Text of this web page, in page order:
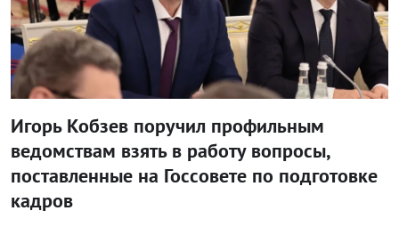
Игорь Кобзев поручил профильным
ведомствам взять в работу вопросы,
поставленные на Госсовете по подготовке
кадров